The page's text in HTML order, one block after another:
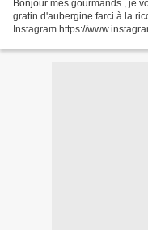
Bonjour mes gourmands , je
gratin d'aubergine farci à la
Instagram https://